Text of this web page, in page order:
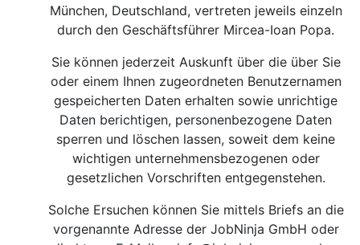
München, Deutschland, vertreten jeweils einzeln
durch den Geschäftsführer Mircea-Ioan Popa.
Sie können jederzeit Auskunft über die über Sie
oder einem Ihnen zugeordneten Benutzernamen
gespeicherten Daten erhalten sowie unrichtige
Daten berichtigen, personenbezogene Daten
sperren und löschen lassen, soweit dem keine
wichtigen unternehmensbezogenen oder
gesetzlichen Vorschriften entgegenstehen.
Solche Ersuchen können Sie mittels Briefs an die
vorgenannte Adresse der JobNinja GmbH oder